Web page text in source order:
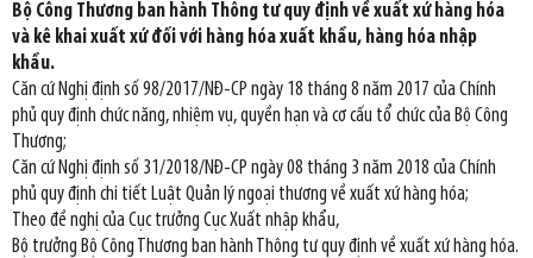
Bộ Công Thương ban hành Thông tư quy định về xuất xứ hàng hóa
và kê khai xuất xứ đối với hàng hóa xuất khẩu, hàng hóa nhập
khẩu.
Căn cứ Nghị định số 98/2017/NĐ-CP ngày 18 tháng 8 năm 2017 của Chính
phủ quy định chức năng, nhiệm vụ, quyền hạn và cơ cấu tổ chức của Bộ Công
Thương;
Căn cứ Nghị định số 31/2018/NĐ-CP ngày 08 tháng 3 năm 2018 của Chính
phủ quy định chi tiết Luật Quản lý ngoại thương về xuất xứ hàng hóa;
Theo đề nghị của Cục trưởng Cục Xuất nhập khẩu,
Bộ trưởng Bộ Công Thương ban hành Thông tư quy định về xuất xứ hàng hóa.